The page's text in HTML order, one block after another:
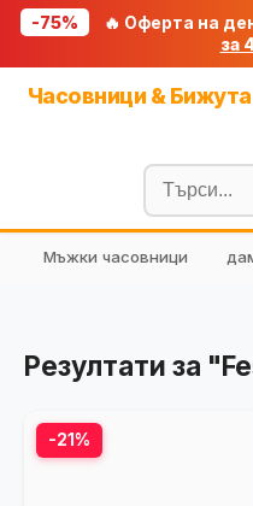
-75% 🔥 Оферта на
за
Часовници &
🧮
🔍
Мъжки часовници
Резултати за
-21%